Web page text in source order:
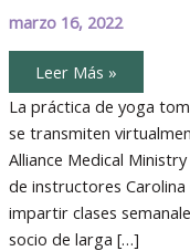
marzo 16, 2022
Yoga
en
Silla
Bilingüe
Duplica
Diversión
Leer Más »
La práctica de yoga
se transmiten
Alliance Medical
de instructores Carolina
impartir clases
socio de larga […]